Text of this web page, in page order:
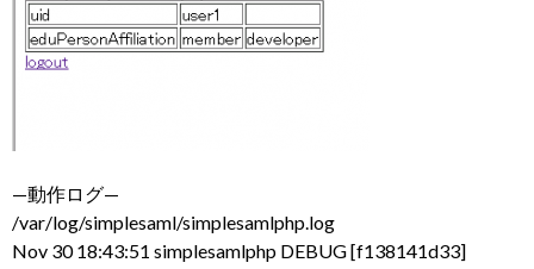
—動作ログ—
/var/log/simplesaml/simplesamlphp.log
Nov 30 18:43:51 simplesamlphp DEBUG [f138141d33]